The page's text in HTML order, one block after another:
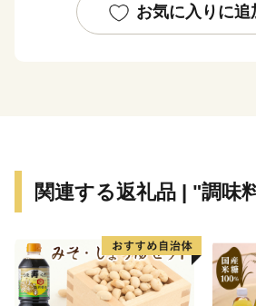
き、研ぎ澄まされてきた多くの素晴
湯治の温泉、海沿いの温泉など、様
ふるさと納税を機に山形へお越しい
歴史や文化、自然をお楽しみくださ
お気に入りに追
関連する返礼品 | "調味